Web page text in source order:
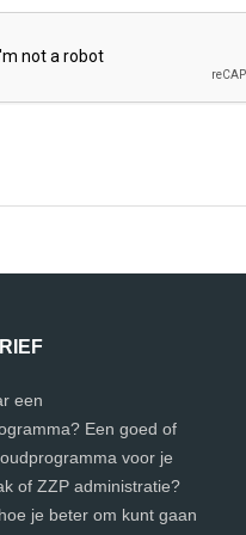
een
Een goed of
voor je
of ZZP administratie?
je beter om kunt gaan